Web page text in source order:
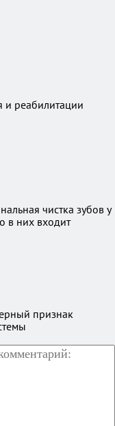
и реабилитации
чистка зубов у
в них входит
признак